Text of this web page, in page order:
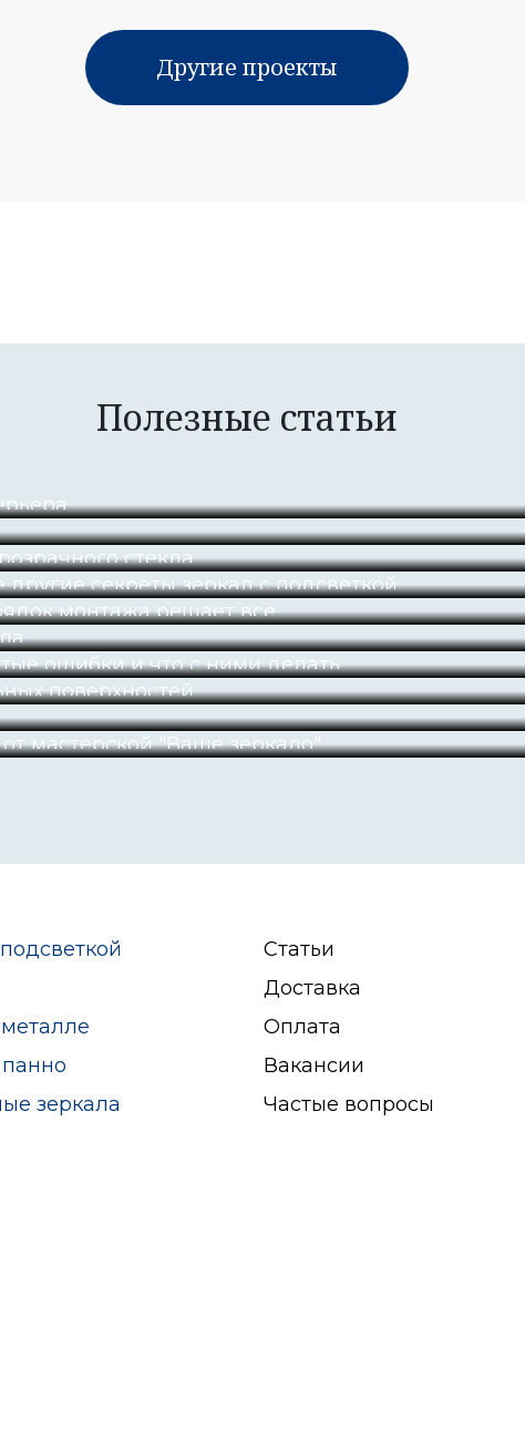
Другие проекты
Полезные статьи
стекла
секреты зеркал с подсветкой
монтажа решает всё
ошибки и что с ними делать
поверхностей
мастерской "Ваше зеркало"
зеркала
Статьи
Доставка
Оплата
Вакансии
Частые вопросы